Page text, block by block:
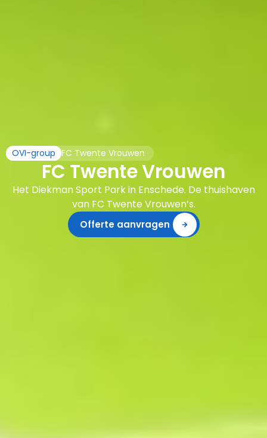
OVI-group FC Twente Vrouwen
FC Twente Vrouwen
Het Diekman Sport Park in Enschede. De thuishaven
van FC Twente Vrouwen’s.
Offerte aanvragen